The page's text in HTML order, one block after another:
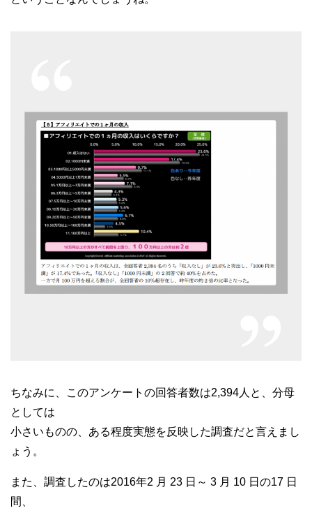
ちなみに、このアンケートの回答者数は2,394人と、分母
としては
小さいものの、ある程度実態を反映した調査だと言えまし
ょう。
また、調査したのは2016年2 月 23 日～ 3 月 10 日の17 日
間、